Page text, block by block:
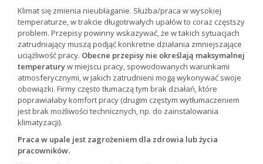
Klimat się zmienia nieubłaganie. Służba/praca w wysokiej
temperaturze, w trakcie długotrwałych upałów to coraz częstszy
problem. Przepisy powinny wskazywać, że w takich sytuacjach
zatrudniający muszą podjąć konkretne działania zmniejszające
uciążliwość pracy. Obecne przepisy nie określają maksymalnej
temperaturyw miejscu pracy, spowodowanych warunkami
atmosferycznymi, w jakich zatrudnieni mogą wykonywać swoje
obowiązki. Firmy często tłumaczą tym brak działań, które
poprawiałaby komfort pracy (drugim częstym wytłumaczeniem
jest brak możliwości technicznych, np. do zainstalowania
klimatyzacji).
Praca w upale jest zagrożeniem dla zdrowia lub życia
pracowników.